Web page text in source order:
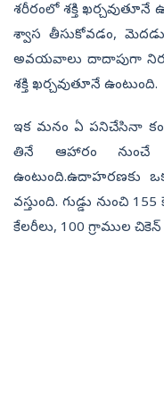
శరీరంలో శక్తి ఖర్చవుతూనే
శ్వాస తీసుకోవడం,
అవయవాలు దాదాపుగా
శక్తి ఖర్చవుతూనే ఉంటుంది.
ఇక మనం ఏ పనిచేసినా
తినే ఆహారం నుంచే
ఉంటుంది.ఉదాహరణకు
వస్తుంది. గుడ్డు నుంచి
కేలరీలు, 100 గ్రాముల చికెన్‌